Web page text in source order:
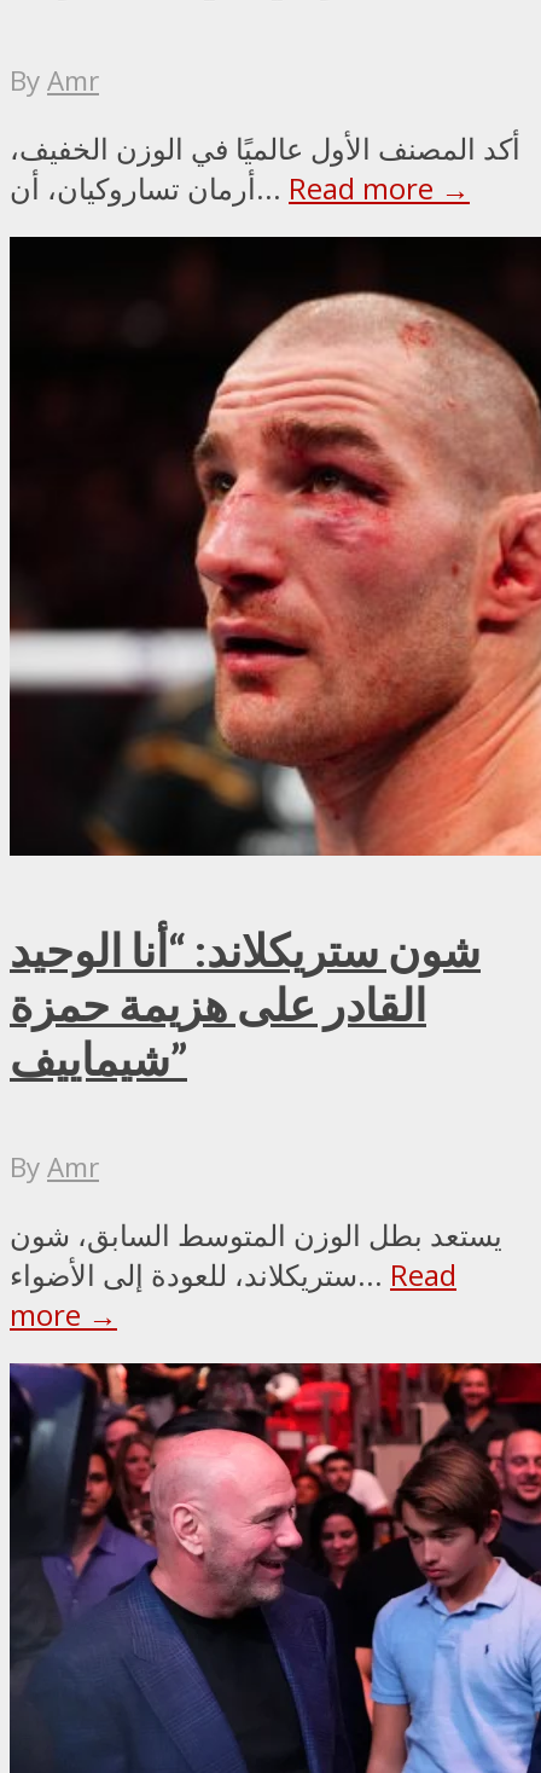
ByAmr
أكد المصنف الأول عالميًا في الوزن الخفيف،
أرمان تساروكيان، أن... Read more →
شون ستريكلاند: “أنا الوحيد
القادر على هزيمة حمزة
شيماييف”
ByAmr
يستعد بطل الوزن المتوسط السابق، شون
ستريكلاند، للعودة إلى الأضواء... Read
more →